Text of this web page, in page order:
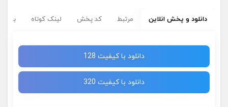
دانلود و پخش انلاین مرتبط کد پخش لینک کوتاه
دانلود با کیفیت 128
دانلود با کیفیت 320